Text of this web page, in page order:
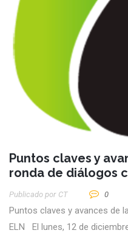
Puntos claves y
ronda de diálogos
Publicado por CT 0
Puntos claves y avances de
ELN El lunes, 12 de